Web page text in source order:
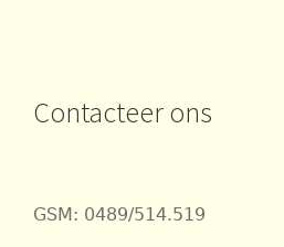
Contacteer ons
GSM: 0489/514.519